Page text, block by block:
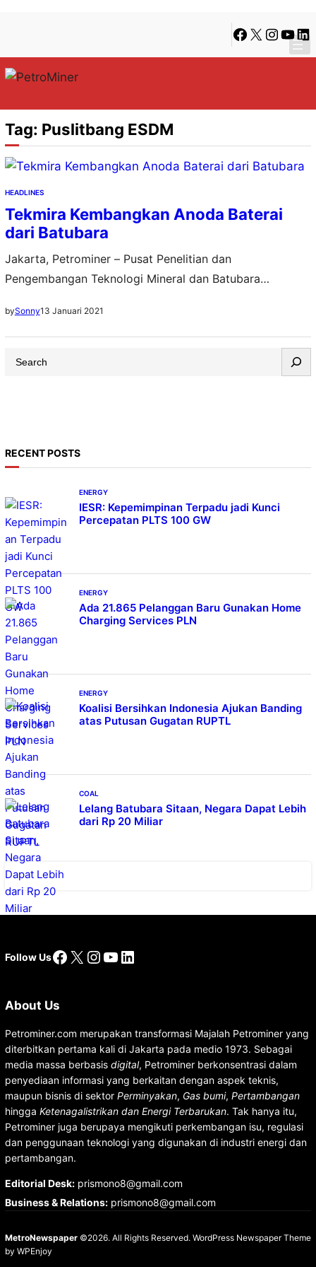
konten
content
Facebook
X Instagram
Tag: Puslitbang ESDM
HEADLINES
Tekmira Kembangkan Anoda Baterai
dari Batubara
Jakarta, Petrominer – Pusat Penelitian dan
Pengembangan Teknologi Mineral dan Batubara
penelitian anoda baterai dari bahan batubara. Caranya
dengan mengkonversi batubara menjadi bahan baku
pitch bernilai tinggi. Penelitian dilaksanakan oleh
Kelompok Penelitian dan Pengembangan (KP3) Teknologi
bySonny13 Januari 2021
h
RECENT POSTS
ENERGY
IESR: Kepemimpinan Terpadu jadi Kunci
Percepatan PLTS 100 GW
ENERGY
Ada 21.865 Pelanggan Baru Gunakan Home
Charging Services PLN
ENERGY
Koalisi Bersihkan Indonesia Ajukan Banding
atas Putusan Gugatan RUPTL
COAL
Lelang Batubara Sitaan, Negara Dapat Lebih
dari Rp 20 Miliar
Follow UsFacebook
X Instagram
YouTube
LinkedIn
About Us
Petrominer.com merupakan transformasi Majalah Petrominer yang
diterbitkan pertama kali di Jakarta pada medio 1973. Sebagai
media massa berbasis digital, Petrominer berkonsentrasi dalam
penyediaan informasi yang berkaitan dengan aspek teknis,
maupun bisnis di sektor Perminyakan, Gas bumi, Pertambangan
hingga Ketenagalistrikan dan Energi Terbarukan. Tak hanya itu,
Petrominer juga berupaya mengikuti perkembangan isu, regulasi
dan penggunaan teknologi yang digunakan di industri energi dan
pertambangan.
Editorial Desk:prismono8@gmail.com
Business & Relations:prismono8@gmail.com
MetroNewspaper©2026. All Rights Reserved. WordPress Newspaper Theme
by WPEnjoy